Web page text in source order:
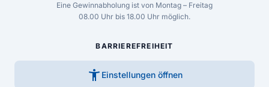
Eine Gewinnabholung ist von Montag – Freitag
08.00 Uhr bis 18.00 Uhr möglich.
BARRIEREFREIHEIT
accessibility_new Einstellungen öffnen